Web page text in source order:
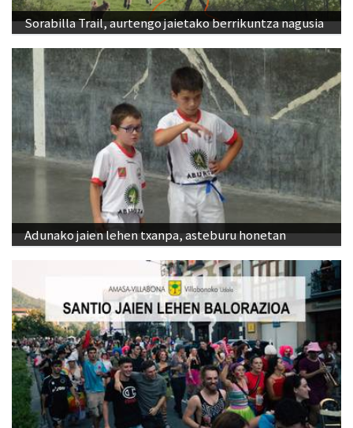
Sorabilla Trail, aurtengo jaietako berrikuntza nagusia
Adunako jaien lehen txanpa, asteburu honetan